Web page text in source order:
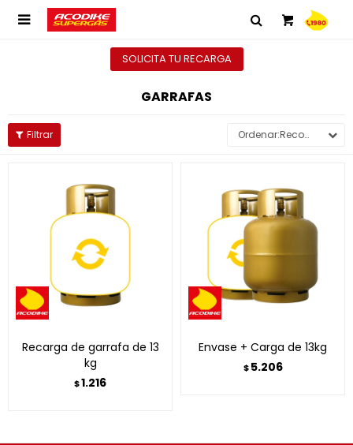

SOLICITA TU RECARGA
GARRAFAS
Recomendados
Recarga de garrafa de 13
kg
$1.216
Envase + Carga de 13kg
$ 5.206